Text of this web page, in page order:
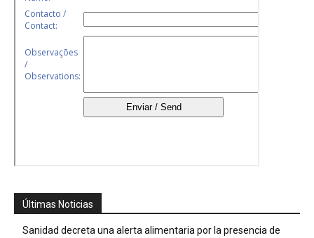
Últimas Noticias
Sanidad decreta una alerta alimentaria por la presencia de